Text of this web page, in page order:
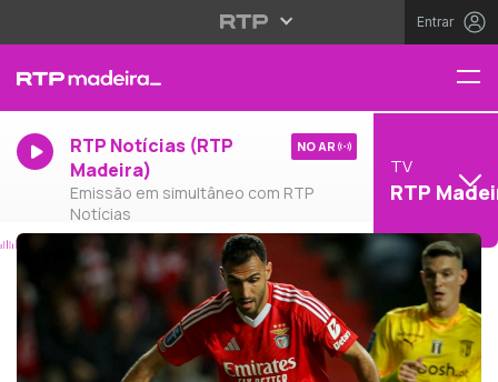
Entrar
RTP Notícias (RTP
Madeira)
Emissão em simultâneo com RTP
Notícias
NO AR
TV
RTP